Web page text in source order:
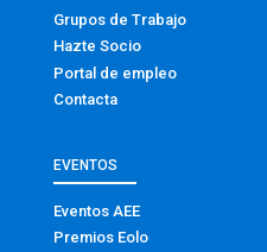
Grupos de Trabajo
Hazte Socio
Portal de empleo
Contacta
EVENTOS
Eventos AEE
Premios Eolo